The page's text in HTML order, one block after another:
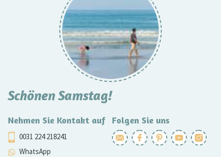
Schönen Samstag!
Nehmen Sie Kontakt auf
0031 224 218241
WhatsApp
Folgen Sie uns